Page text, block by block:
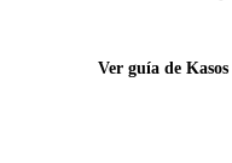
Ver guía de Kasos